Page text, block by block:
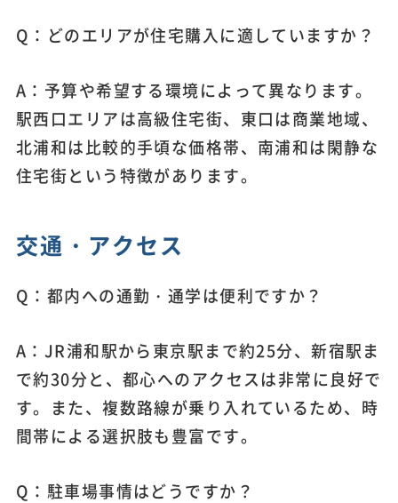
Q：どのエリアが住宅購入に適していますか？
A：予算や希望する環境によって異なります。
駅西口エリアは高級住宅街、東口は商業地域、
北浦和は比較的手頃な価格帯、南浦和は閑静な
住宅街という特徴があります。
交通・アクセス
Q：都内への通勤・通学は便利ですか？
A：JR浦和駅から東京駅まで約25分、新宿駅ま
で約30分と、都心へのアクセスは非常に良好で
す。また、複数路線が乗り入れているため、時
間帯による選択肢も豊富です。
Q：駐車場事情はどうですか？